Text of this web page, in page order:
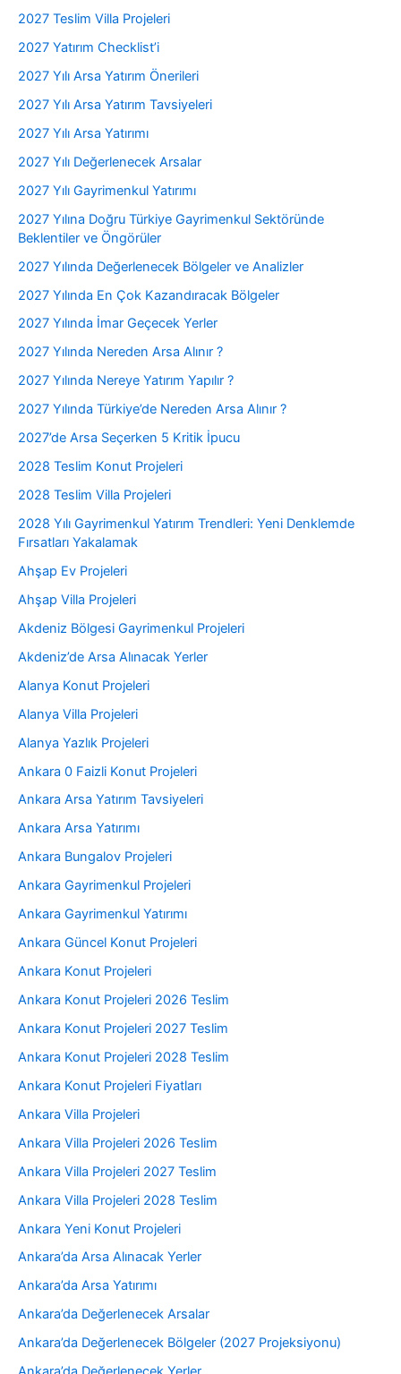
2027 Teslim Villa Projeleri
2027 Yatırım Checklist’i
2027 Yılı Arsa Yatırım Önerileri
2027 Yılı Arsa Yatırım Tavsiyeleri
2027 Yılı Arsa Yatırımı
2027 Yılı Değerlenecek Arsalar
2027 Yılı Gayrimenkul Yatırımı
2027 Yılına Doğru Türkiye Gayrimenkul Sektöründe
Beklentiler ve Öngörüler
2027 Yılında Değerlenecek Bölgeler ve Analizler
2027 Yılında En Çok Kazandıracak Bölgeler
2027 Yılında İmar Geçecek Yerler
2027 Yılında Nereden Arsa Alınır ?
2027 Yılında Nereye Yatırım Yapılır ?
2027 Yılında Türkiye’de Nereden Arsa Alınır ?
2027’de Arsa Seçerken 5 Kritik İpucu
2028 Teslim Konut Projeleri
2028 Teslim Villa Projeleri
2028 Yılı Gayrimenkul Yatırım Trendleri: Yeni Denklemde
Fırsatları Yakalamak
Ahşap Ev Projeleri
Ahşap Villa Projeleri
Akdeniz Bölgesi Gayrimenkul Projeleri
Akdeniz’de Arsa Alınacak Yerler
Alanya Konut Projeleri
Alanya Villa Projeleri
Alanya Yazlık Projeleri
Ankara 0 Faizli Konut Projeleri
Ankara Arsa Yatırım Tavsiyeleri
Ankara Arsa Yatırımı
Ankara Bungalov Projeleri
Ankara Gayrimenkul Projeleri
Ankara Gayrimenkul Yatırımı
Ankara Güncel Konut Projeleri
Ankara Konut Projeleri
Ankara Konut Projeleri 2026 Teslim
Ankara Konut Projeleri 2027 Teslim
Ankara Konut Projeleri 2028 Teslim
Ankara Konut Projeleri Fiyatları
Ankara Villa Projeleri
Ankara Villa Projeleri 2026 Teslim
Ankara Villa Projeleri 2027 Teslim
Ankara Villa Projeleri 2028 Teslim
Ankara Yeni Konut Projeleri
Ankara’da Arsa Alınacak Yerler
Ankara’da Arsa Yatırımı
Ankara’da Değerlenecek Arsalar
Ankara’da Değerlenecek Bölgeler (2027 Projeksiyonu)